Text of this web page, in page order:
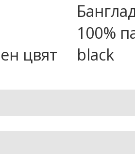
100%
цвят
black